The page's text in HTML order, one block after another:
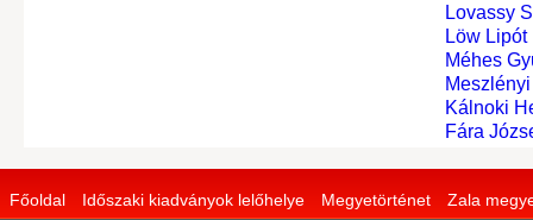
Lovassy
Löw Lipót
Méhes
Kálnoki
Fára
Főoldal Időszaki kiadványok lelőhelye Megyetörténet Zala